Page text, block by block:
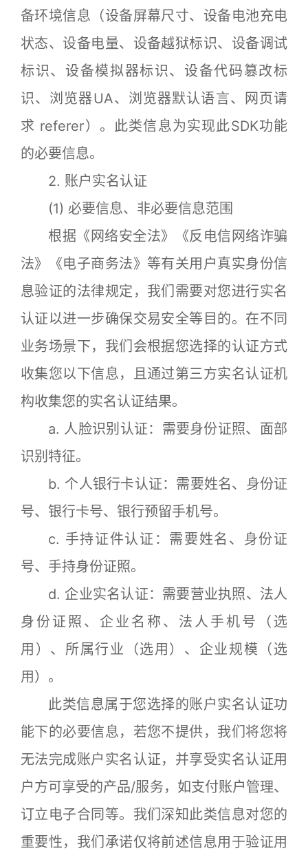
备环境信息（设备屏幕尺寸、设备电池充电
状态、设备电量、设备越狱标识、设备调试
标识、设备模拟器标识、设备代码篡改标
识、浏览器UA、浏览器默认语言、网页请
求 referer）。此类信息为实现此SDK功能
的必要信息。
2. 账户实名认证
(1) 必要信息、非必要信息范围
根据《网络安全法》《反电信网络诈骗
法》《电子商务法》等有关用户真实身份信
息验证的法律规定，我们需要对您进行实名
认证以进一步确保交易安全等目的。在不同
业务场景下，我们会根据您选择的认证方式
收集您以下信息，且通过第三方实名认证机
构收集您的实名认证结果。
a. 人脸识别认证：需要身份证照、面部
识别特征。
b. 个人银行卡认证：需要姓名、身份证
号、银行卡号、银行预留手机号。
c. 手持证件认证：需要姓名、身份证
号、手持身份证照。
d. 企业实名认证：需要营业执照、法人
身份证照、企业名称、法人手机号（选
用）、所属行业（选用）、企业规模（选
用）。
此类信息属于您选择的账户实名认证功
能下的必要信息，若您不提供，我们将您将
无法完成账户实名认证，并享受实名认证用
户方可享受的产品/服务，如支付账户管理、
订立电子合同等。我们深知此类信息对您的
重要性，我们承诺仅将前述信息用于验证用